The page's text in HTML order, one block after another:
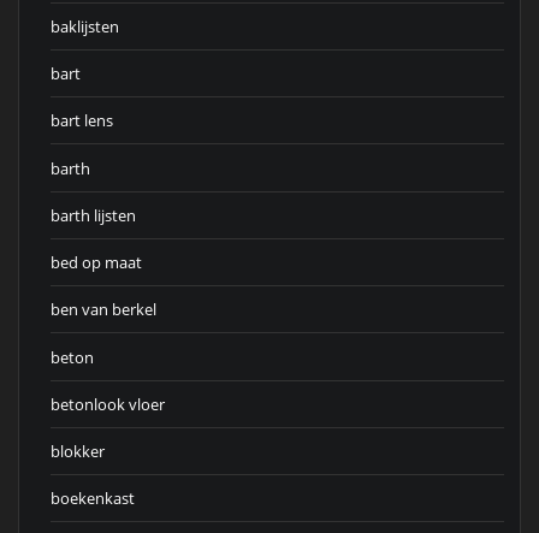
baklijsten
bart
bart lens
barth
barth lijsten
bed op maat
ben van berkel
beton
betonlook vloer
blokker
boekenkast